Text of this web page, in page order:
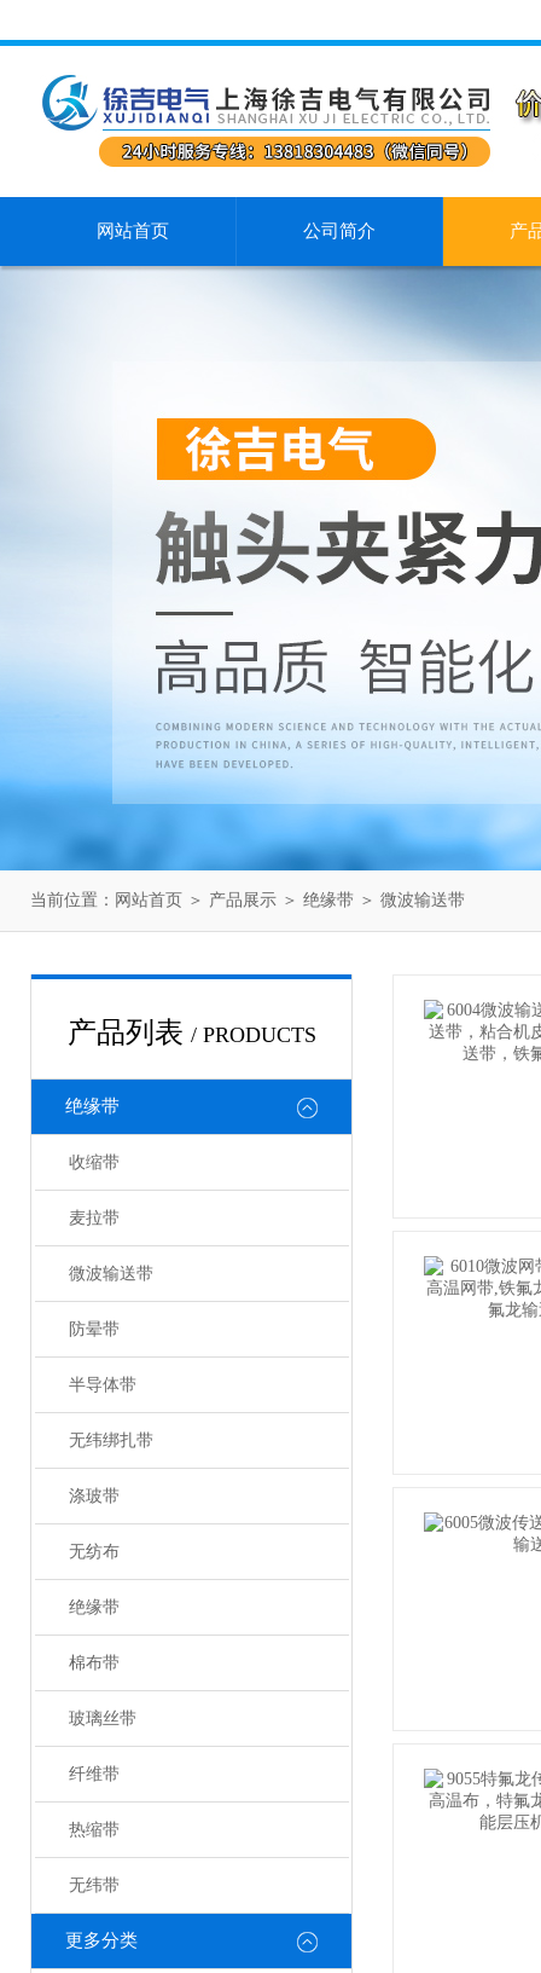
网站首页 公司简介 产
当前位置： 网站首页 ＞ 产品展示 ＞ 绝缘带 ＞ 微波输送带
产品列表 / PRODUCTS
绝缘带
收缩带
麦拉带
微波输送带
防晕带
半导体带
无纬绑扎带
涤玻带
无纺布
绝缘带
棉布带
玻璃丝带
纤维带
热缩带
无纬带
更多分类